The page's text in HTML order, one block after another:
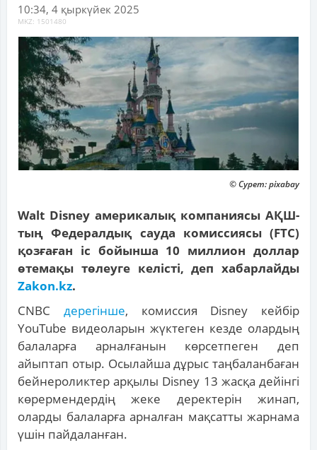
10:34, 4 қыркүйек 2025
MKZ: 1501480
© Сурет: pixabay
Walt Disney америкалық компаниясы АҚШ-
тың Федералдық сауда комиссиясы (FTC)
қозғаған іс бойынша 10 миллион доллар
өтемақы төлеуге келісті, деп хабарлайды
Zakon.kz.
CNBC дерегінше, комиссия Disney кейбір
YouTube видеоларын жүктеген кезде олардың
балаларға арналғанын көрсетпеген деп
айыптап отыр. Осылайша дұрыс таңбаланбаған
бейнероликтер арқылы Disney 13 жасқа дейінгі
көрермендердің жеке деректерін жинап,
оларды балаларға арналған мақсатты жарнама
үшін пайдаланған.